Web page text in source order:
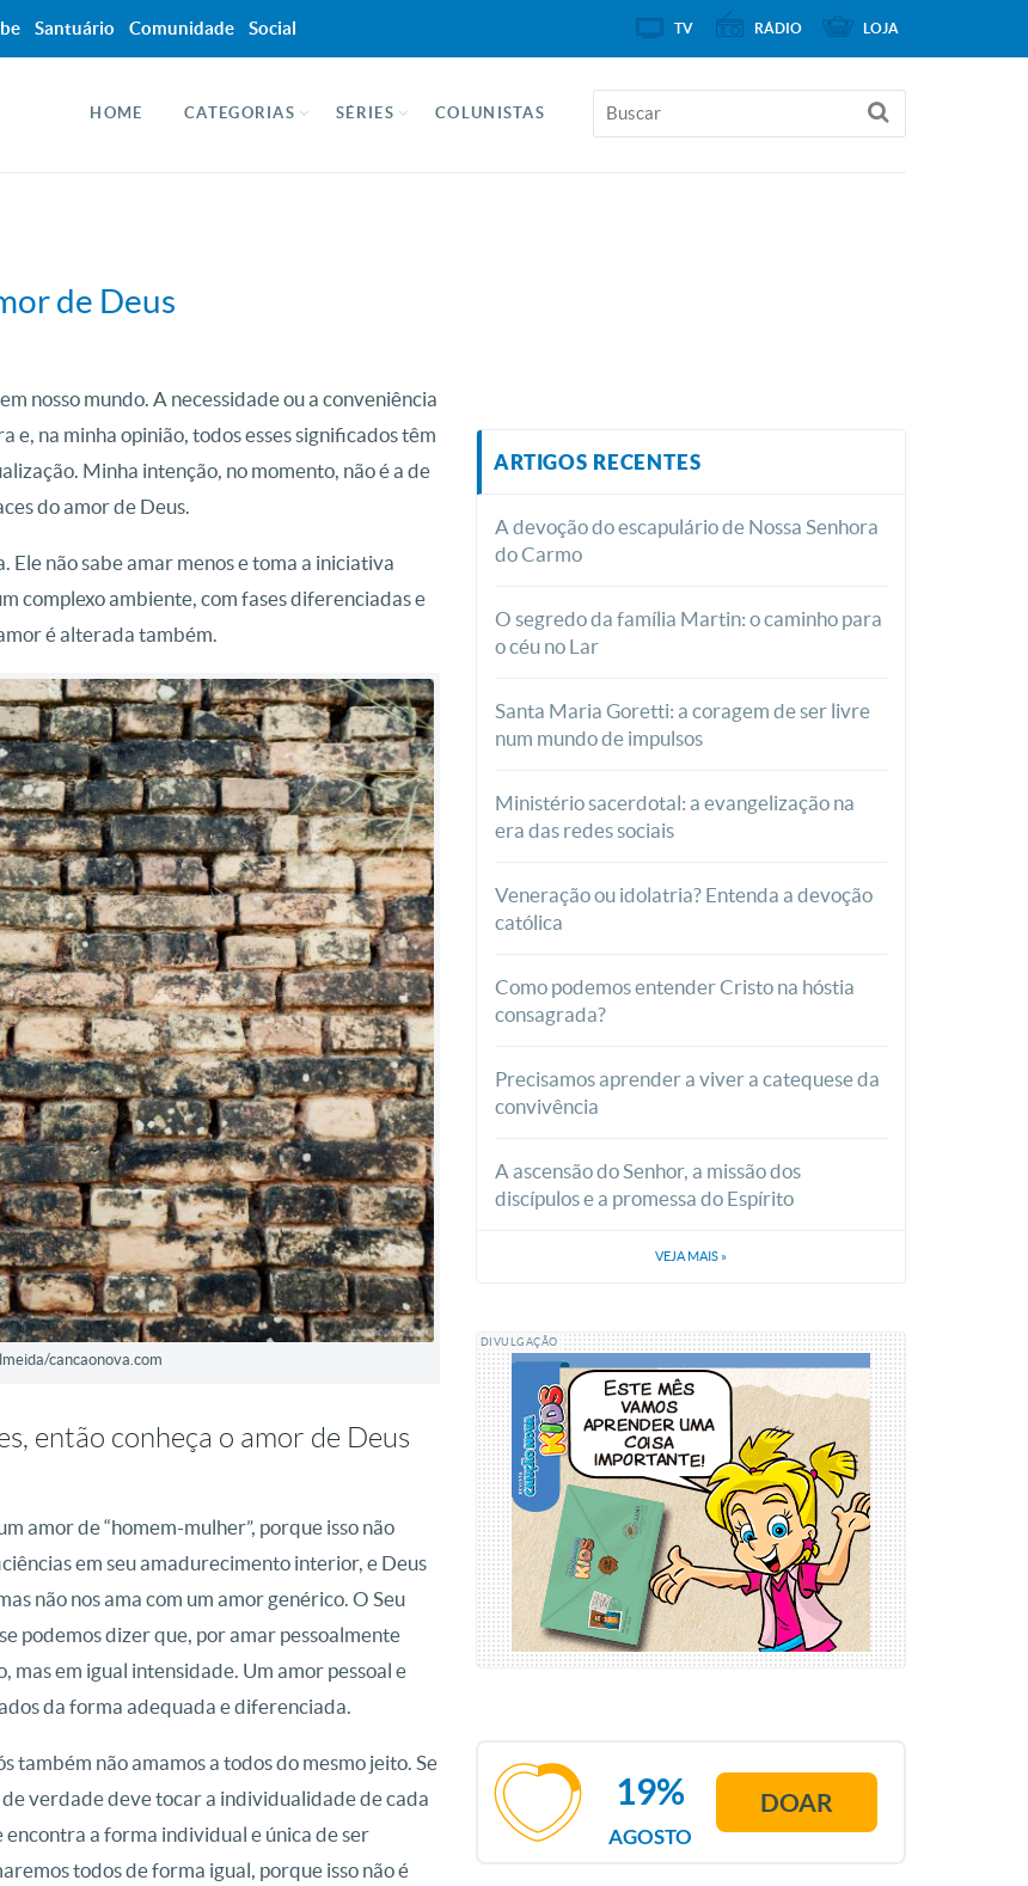
HOME CATEGORIAS SÉRIES COLUNISTAS
de Deus
nosso mundo. A necessidade ou a conveniência
na minha opinião, todos esses significados têm
Minha intenção, no momento, não é a de
do amor de Deus.
Ele não sabe amar menos e toma a iniciativa
complexo ambiente, com fases diferenciadas e
é alterada também.
cancaonova.com
então conheça o amor de Deus
amor de “homem-mulher”, porque isso não
em seu amadurecimento interior, e Deus
não nos ama com um amor genérico. O Seu
podemos dizer que, por amar pessoalmente
mas em igual intensidade. Um amor pessoal e
da forma adequada e diferenciada.
também não amamos a todos do mesmo jeito. Se
verdade deve tocar a individualidade de cada
encontra a forma individual e única de ser
todos de forma igual, porque isso não é
ARTIGOS RECENTES
A devoção do escapulário de Nossa Senhora
do Carmo
O segredo da família Martin: o caminho para
o céu no Lar
Santa Maria Goretti: a coragem de ser livre
num mundo de impulsos
Ministério sacerdotal: a evangelização na
era das redes sociais
Veneração ou idolatria? Entenda a devoção
católica
Como podemos entender Cristo na hóstia
consagrada?
Precisamos aprender a viver a catequese da
convivência
A ascensão do Senhor, a missão dos
discípulos e a promessa do Espírito
VEJA MAIS »
DIVULGAÇÃO
AGOSTO
19% DOAR
Santuário Comunidade Social TV RÁDIO LOJA